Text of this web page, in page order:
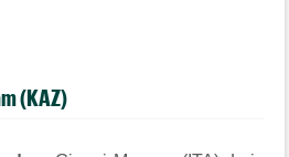
(KAZ)